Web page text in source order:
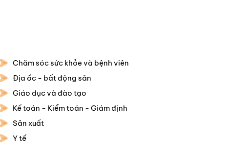
Chăm sóc sức khỏe và bệnh viên
Địa ốc - bất động sản
Giáo dục và đào tạo
Kế toán - Kiểm toán - Giám định
Sản xuất
Y tế